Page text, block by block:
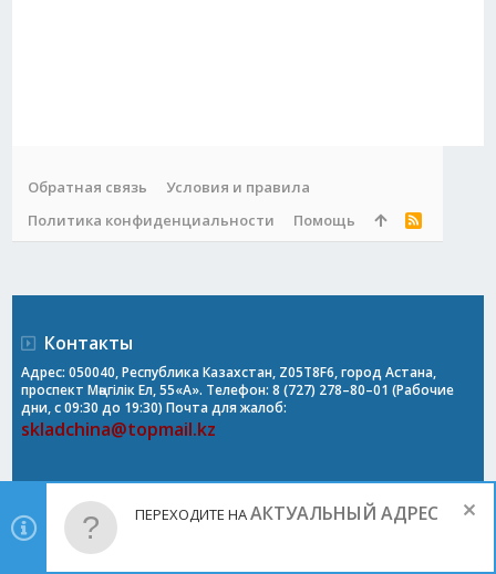
Обратная связь
Условия и правила
Политика конфиденциальности
Помощь
R
Контакты
Адрес: 050040, Республика Казахстан, Z05T8F6, город Астана,
проспект Мәңгілік Ел, 55«А». Телефон: 8 (727) 278–80–01 (Рабочие
дни, с 09:30 до 19:30) Почта для жалоб:
skladchina@topmail.kz
ПЕРЕХОДИТЕ НААКТУАЛЬНЫЙ АДРЕС